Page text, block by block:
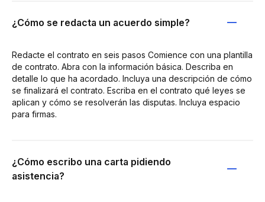
¿Cómo se redacta un acuerdo simple?
Redacte el contrato en seis pasos Comience con una plantilla
de contrato. Abra con la información básica. Describa en
detalle lo que ha acordado. Incluya una descripción de cómo
se finalizará el contrato. Escriba en el contrato qué leyes se
aplican y cómo se resolverán las disputas. Incluya espacio
para firmas.
¿Cómo escribo una carta pidiendo
asistencia?